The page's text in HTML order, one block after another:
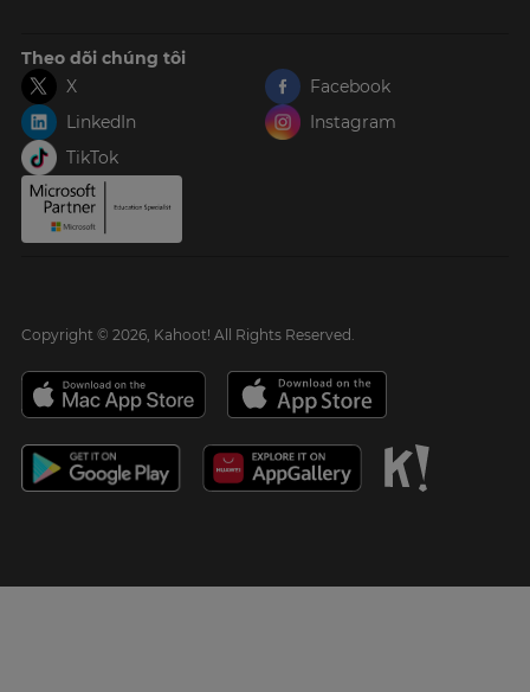
Theo dõi chúng tôi
X
Facebook
LinkedIn
Instagram
TikTok
Copyright © 2026, Kahoot! All Rights Reserved.